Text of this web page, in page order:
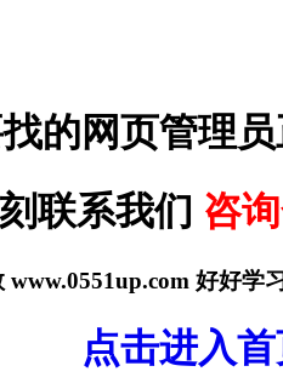
的网页管理
联系我们 咨
www.0551up.com 好好学
点击进入